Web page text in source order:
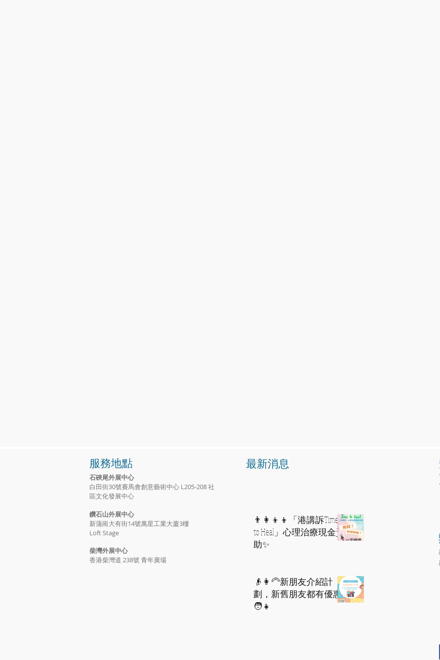
服務地點
石硤尾外展中心
白田街30號賽馬會創意藝術中心 L205-208 社
區文化發展中心
鑽石山外展中心
新蒲崗大有街14號萬星工業大廈3樓
Loft Stage
​柴灣外展中心
香港柴灣道 238號 青年廣場
​最新消息
👨‍👩‍👦‍👦「港講訴Time
to Heal」心理治療現金資
助✨
👴👩‍🦳新朋友介紹計
劃，新舊朋友都有優惠
🧑👧